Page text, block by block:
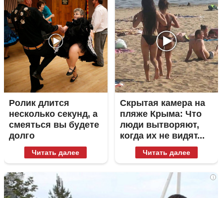
Ролик длится
несколько секунд, а
смеяться вы будете
долго
Читать далее
Скрытая камера на
пляже Крыма: Что
люди вытворяют,
когда их не видят...
Читать далее
i